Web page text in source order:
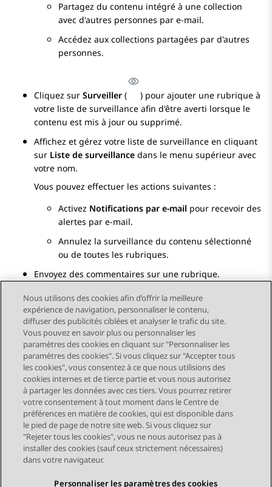
Partagez du contenu intégré à une collection
avec d'autres personnes par e-mail.
Accédez aux collections partagées par d'autres
personnes.
Cliquez sur Surveiller (
) pour ajouter une rubrique à
votre liste de surveillance afin d'être averti lorsque le
contenu est mis à jour ou supprimé.
Affichez et gérez votre liste de surveillance en cliquant
sur Liste de surveillance dans le menu supérieur avec
votre nom.
Vous pouvez effectuer les actions suivantes :
Activez Notifications par e-mail pour recevoir des
alertes par e-mail.
Annulez la surveillance du contenu sélectionné
ou de toutes les rubriques.
Envoyez des commentaires sur une rubrique.
Send Feedback
Navigation par sujet
Sujet précédent Sujet suivant
STAY CONNECTED
Nous utilisons des cookies afin d’offrir la meilleure
expérience de navigation, personnaliser le contenu,
diffuser des publicités ciblées et analyser le trafic du site.
Vous pouvez en savoir plus ou personnaliser les
paramètres des cookies en cliquant sur "Personnaliser les
paramètres des cookies". Si vous cliquez sur "Accepter tous
les cookies", vous consentez à ce que nous utilisions des
cookies internes et de tierce partie et vous nous autorisez
à partager les données avec ces tiers. Vous pourrez retirer
votre consentement à tout moment dans le Centre de
préférences en matière de cookies, qui est disponible dans
le pied de page de notre site web. Si vous cliquez sur
"Rejeter tous les cookies", vous ne nous autorisez pas à
installer des cookies (sauf ceux strictement nécessaires)
dans votre navigateur.
Personnaliser les paramètres des cookies